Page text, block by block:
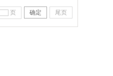
页 确定 尾页